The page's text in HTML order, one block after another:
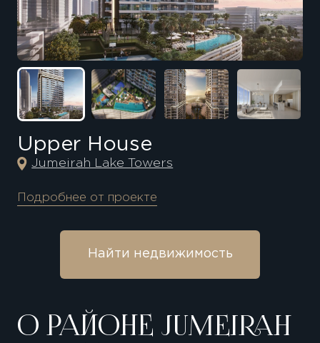
Upper House
Jumeirah Lake Towers
Подробнее от проекте
Найти недвижимость
О РАЙОНЕ JUMEIRAH